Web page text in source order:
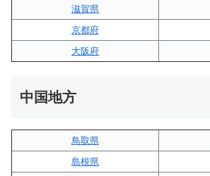
滋賀県
京都府
大阪府
中国地方
鳥取県
島根県